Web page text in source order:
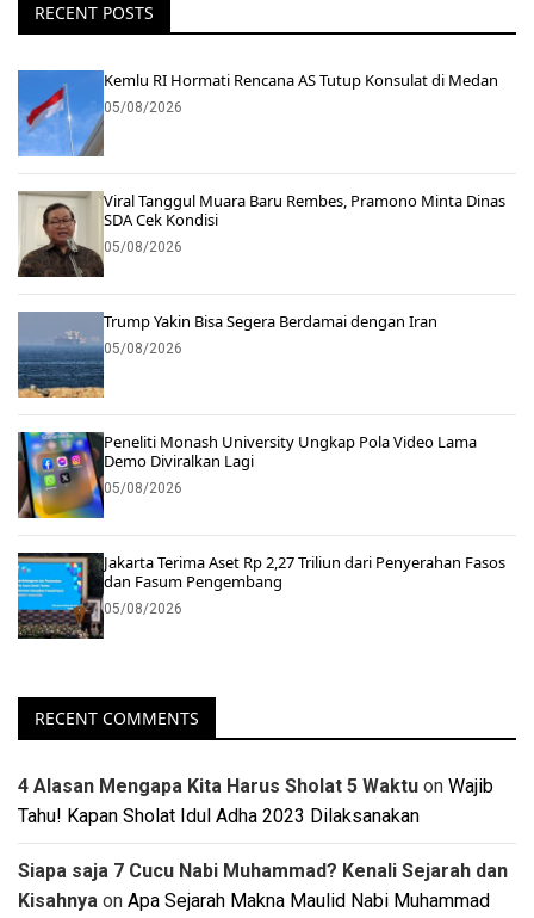
RECENT POSTS
Kemlu RI Hormati Rencana AS Tutup Konsulat di Medan
05/08/2026
Viral Tanggul Muara Baru Rembes, Pramono Minta Dinas
SDA Cek Kondisi
05/08/2026
Trump Yakin Bisa Segera Berdamai dengan Iran
05/08/2026
Peneliti Monash University Ungkap Pola Video Lama
Demo Diviralkan Lagi
05/08/2026
Jakarta Terima Aset Rp 2,27 Triliun dari Penyerahan Fasos
dan Fasum Pengembang
05/08/2026
RECENT COMMENTS
4 Alasan Mengapa Kita Harus Sholat 5 Waktu on Wajib
Tahu! Kapan Sholat Idul Adha 2023 Dilaksanakan
Siapa saja 7 Cucu Nabi Muhammad? Kenali Sejarah dan
Kisahnya on Apa Sejarah Makna Maulid Nabi Muhammad